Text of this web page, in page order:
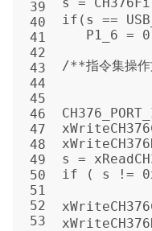
39
40
41
42
43
44
45
46
47
48
49
50
51
52
53
if(s ==
P1_6 =
/**指令集操
s =
if ( s !=